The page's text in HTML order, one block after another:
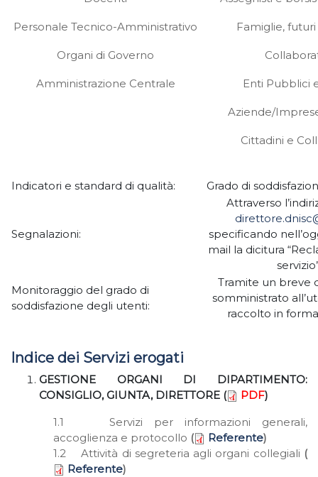
Personale Tecnico-Amministrativo Famiglie,
Organi di Governo
Amministrazione Centrale Enti Pubblici
Aziende/
Cittadini e
Indicatori e standard di qualità: Grado di
Segnalazioni:
Attraverso
specificando
mail la dicitura
Monitoraggio del grado di
soddisfazione degli utenti:
Tramite un breve
somministrato
raccolto in
Indice dei Servizi erogati
GESTIONE ORGANI DI DIPARTIMENTO:
CONSIGLIO, GIUNTA, DIRETTORE (
PDF)
1.1 Servizi per informazioni generali,
accoglienza e protocollo ( Referente)
1.2 Attività di segreteria agli organi collegiali (
Referente)